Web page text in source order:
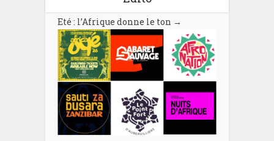
Eté : l’Afrique donne le ton →